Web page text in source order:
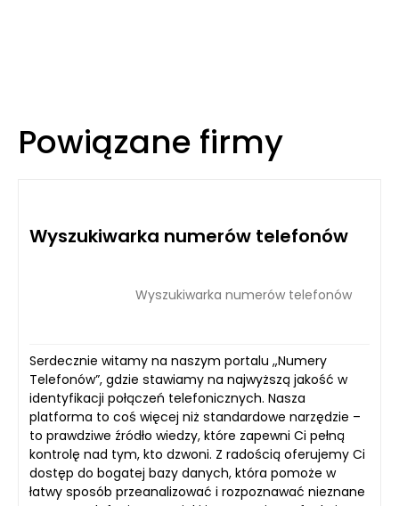
Powiązane firmy
Wyszukiwarka numerów telefonów
Wyszukiwarka numerów telefonów
Serdecznie witamy na naszym portalu „Numery
Telefonów”, gdzie stawiamy na najwyższą jakość w
identyfikacji połączeń telefonicznych. Nasza
platforma to coś więcej niż standardowe narzędzie –
to prawdziwe źródło wiedzy, które zapewni Ci pełną
kontrolę nad tym, kto dzwoni. Z radością oferujemy Ci
dostęp do bogatej bazy danych, która pomoże w
łatwy sposób przeanalizować i rozpoznawać nieznane